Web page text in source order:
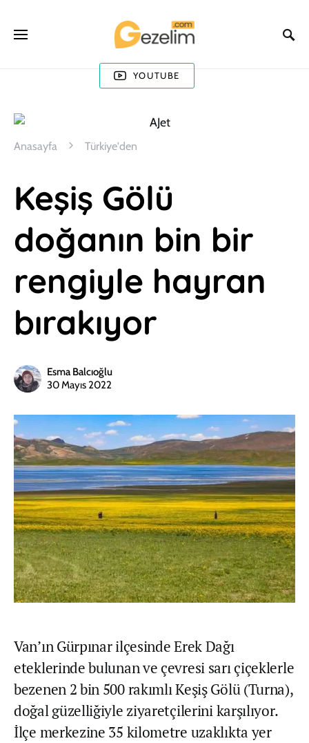
YOUTUBE
Anasayfa Türkiye'den
Keşiş Gölü
doğanın bin bir
rengiyle hayran
bırakıyor
Esma Balcıoğlu
30 Mayıs 2022
Van’ın Gürpınar ilçesinde Erek Dağı
eteklerinde bulunan ve çevresi sarı çiçeklerle
bezenen 2 bin 500 rakımlı Keşiş Gölü (Turna),
doğal güzelliğiyle ziyaretçilerini karşılıyor.
İlçe merkezine 35 kilometre uzaklıkta yer